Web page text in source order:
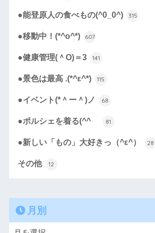
●能登原人の食べもの(^0_0^) 315
●移動中！(*^o^*) 607
●健康管理(＾O)＝3 141
●景色は最高 .(*^ε^*) 115
●イベント(*＾ー＾)ノ 68
●ポルシェを着る(^^ゞ 81
●新しい「もの」大好きっ（^ε^） 28
その他 12
月別